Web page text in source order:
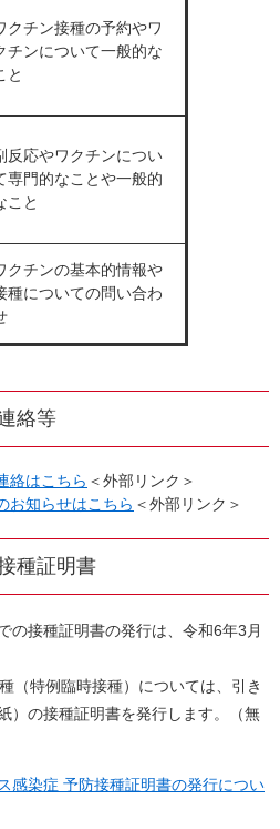
クチン接種の予約やワ
チンについて一般的な
と
反応やワクチンについ
専門的なことや一般的
こと
クチンの基本的情報や
種についての問い合わ
絡等
絡はこちら ＜外部リンク＞
お知らせはこちら ＜外部リンク＞
種証明書
の接種証明書の発行は、令和6年3月
（特例臨時接種）については、引き
）の接種証明書を発行します。（無
感染症 予防接種証明書の発行につい